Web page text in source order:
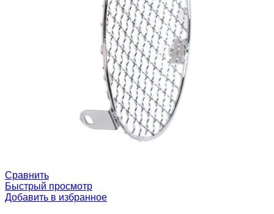
Сравнить
Быстрый просмотр
Добавить в избранное